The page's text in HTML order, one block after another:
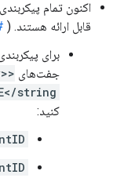
اکنون تمام
قابل ارائه هستند. (
جفت‌های
string>
کنید: